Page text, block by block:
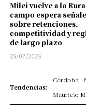
Milei vuelve a la
campo espera
sobre retenciones,
competitividad y
de largo plazo
25/07/2026
Tendencias:
Córdoba
Mauricio